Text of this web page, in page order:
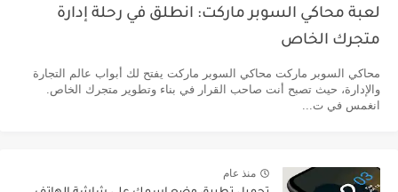
لعبة محاكي السوبر ماركت: انطلق في رحلة إدارة
متجرك الخاص
محاكي السوبر ماركت محاكي السوبر ماركت يفتح لك أبواب عالم التجارة
والإدارة، حيث تصبح أنت صاحب القرار في بناء وتطوير متجرك الخاص.
انغمس في ت...
منذ عام